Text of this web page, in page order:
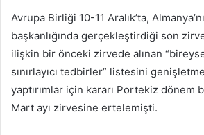
Avrupa Birliği 10-11 Aralık’ta,
başkanlığında gerçekleştirdiği son
ilişkin bir önceki zirvede alınan
sınırlayıcı tedbirler” listesini
yaptırımlar için kararı Portekiz dönem
Mart ayı zirvesine ertelemişti.